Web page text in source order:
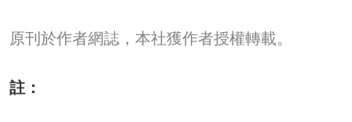
原刊於作者網誌，本社獲作者授權轉載。
註：